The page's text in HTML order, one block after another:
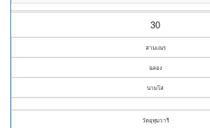
30
สามเณร
ฉลอง
นามโส
วัดอุทุมวารี